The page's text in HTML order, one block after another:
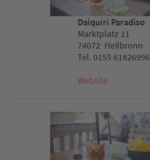
Daiquiri Paradiso
Marktplatz 11
74072 Heilbronn
Tel. 0155 61826996
Website